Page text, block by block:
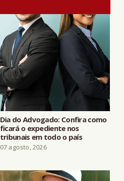
Dia do Advogado: Confira como
ficará o expediente nos
tribunais em todo o país
07 agosto, 2026